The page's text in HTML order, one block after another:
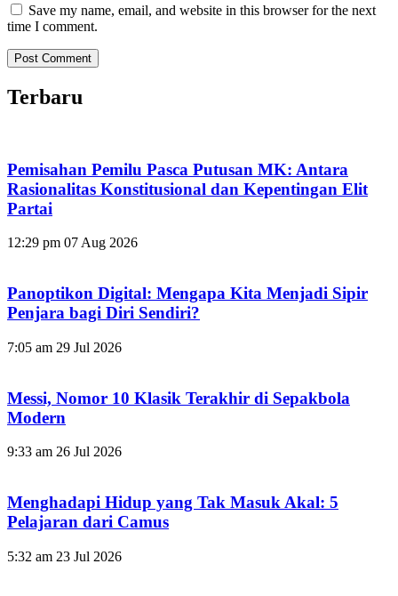
Save my name, email, and website in this browser for the next
time I comment.
Terbaru
Pemisahan Pemilu Pasca Putusan MK: Antara
Rasionalitas Konstitusional dan Kepentingan Elit
Partai
12:29 pm 07 Aug 2026
Panoptikon Digital: Mengapa Kita Menjadi Sipir
Penjara bagi Diri Sendiri?
7:05 am 29 Jul 2026
Messi, Nomor 10 Klasik Terakhir di Sepakbola
Modern
9:33 am 26 Jul 2026
Menghadapi Hidup yang Tak Masuk Akal: 5
Pelajaran dari Camus
5:32 am 23 Jul 2026